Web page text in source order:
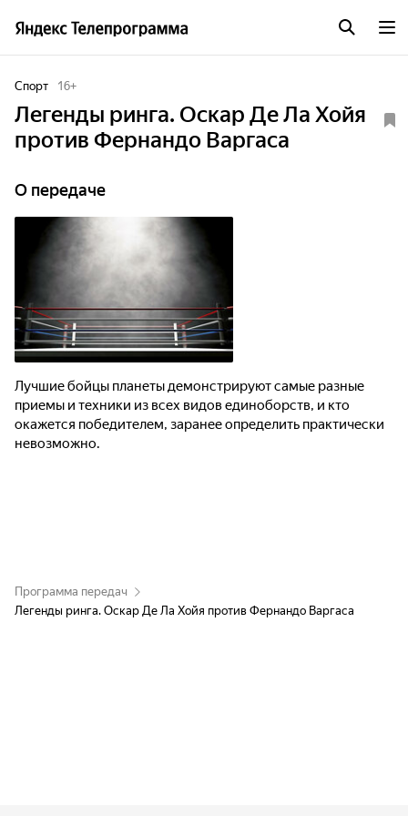
Спорт 16+
Легенды ринга. Оскар Де Ла Хойя
против Фернандо Варгаса
О передаче
Лучшие бойцы планеты демонстрируют самые разные
приемы и техники из всех видов единоборств, и кто
окажется победителем, заранее определить практически
невозможно.
Программа передач
Легенды ринга. Оскар Де Ла Хойя против Фернандо Варгаса